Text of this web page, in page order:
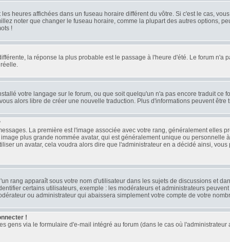
heures affichées dans un fuseau horaire différent du vôtre. Si c'est le cas,
noter que changer le fuseau horaire, comme la plupart des autres options,
!
la réponse la plus probable est le passage à l'heure d'été. Le forum
votre langage sur le forum, ou que soit quelqu'un n'a pas encore traduit ce
alors libre de créer une nouvelle traduction. Plus d'informations peuvent
La première est l'image associée avec votre rang, généralement elles
plus grande nommée avatar, qui est généralement unique ou
un avatar, cela voudra alors dire que l'administrateur en a décidé ainsi,
rang apparaît sous votre nom d'utilisateur dans les sujets de discussions et
certains utilisateurs, exemple : les modérateurs et administrateurs
ou administrateur qui abaissera simplement votre compte de votre
!
gens via le formulaire d'e-mail intégré au forum (dans le cas où